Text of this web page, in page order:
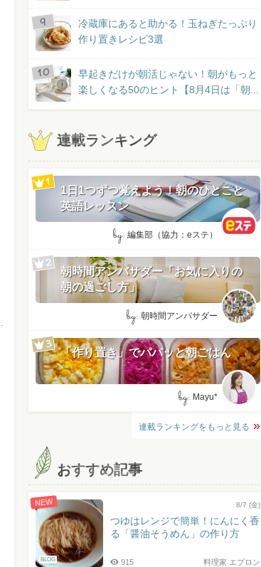
冷蔵庫にあると助かる！玉ねぎたっぷり
作り置きレシピ3選
早起きだけが朝活じゃない！朝がもっと
楽しくなる50のヒント【8月4日は「朝...
連載ランキング
1日1つずつ覚えよう！朝のひとこと
英語レッスン
by: 編集部（協力：eステ）
朝時間アンバサダー「お気に入りの
朝の過ごし方」
by: 朝時間アンバサダー
「作り置き」でパパッと朝ごはん
by: Mayu*
連載ランキングをもっと見る
おすすめ記事
NEW
BLOG
8/7 (金)
つゆはレンジで簡単！にんにく香
る「醤油そうめん」の作り方
料理家 エプロン
915